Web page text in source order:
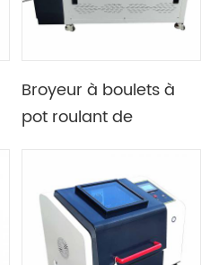
Broyeur à boulets à
pot roulant de
le broyage de poudre